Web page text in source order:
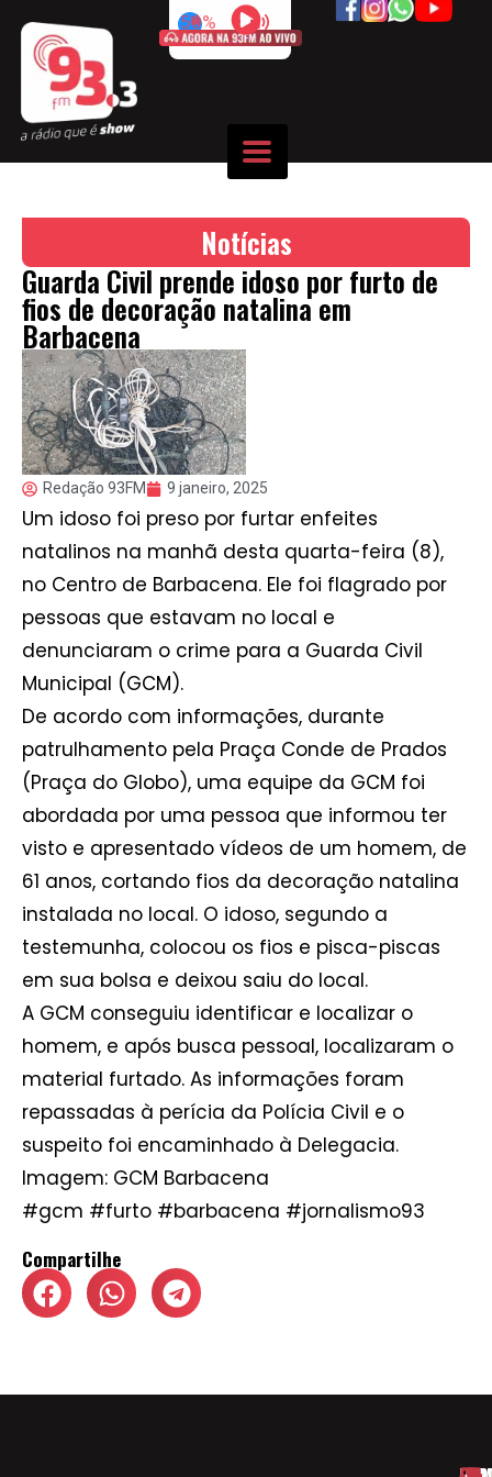
50%
Notícias
Guarda Civil prende idoso por furto de
fios de decoração natalina em
Barbacena
Redação 93FM 9 janeiro, 2025
Um idoso foi preso por furtar enfeites
natalinos na manhã desta quarta-feira (8),
no Centro de Barbacena. Ele foi flagrado por
pessoas que estavam no local e
denunciaram o crime para a Guarda Civil
Municipal (GCM).
De acordo com informações, durante
patrulhamento pela Praça Conde de Prados
(Praça do Globo), uma equipe da GCM foi
abordada por uma pessoa que informou ter
visto e apresentado vídeos de um homem, de
61 anos, cortando fios da decoração natalina
instalada no local. O idoso, segundo a
testemunha, colocou os fios e pisca-piscas
em sua bolsa e deixou saiu do local.
A GCM conseguiu identificar e localizar o
homem, e após busca pessoal, localizaram o
material furtado. As informações foram
repassadas à perícia da Polícia Civil e o
suspeito foi encaminhado à Delegacia.
Imagem: GCM Barbacena
#gcm #furto #barbacena #jornalismo93
Compartilhe